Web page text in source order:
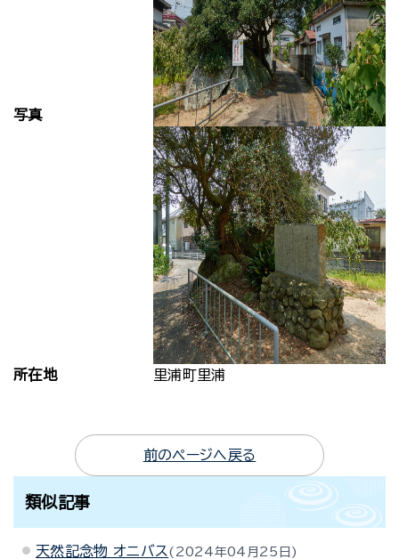
写真
所在地 里浦町里浦
前のページへ戻る
類似記事
天然記念物 オニバス 2024年04月25日